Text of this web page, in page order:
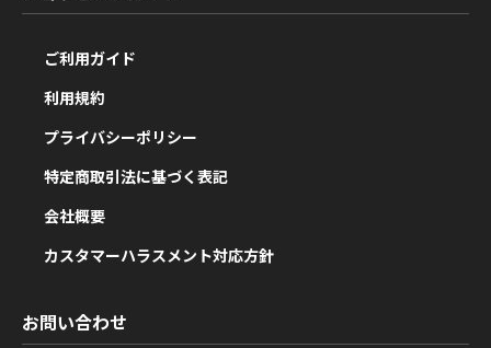
ご利用ガイド
利用規約
プライバシーポリシー
特定商取引法に基づく表記
会社概要
カスタマーハラスメント対応方針
お問い合わせ